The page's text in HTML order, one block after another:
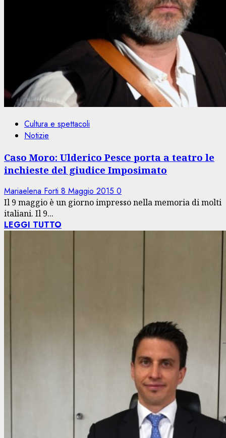
Cultura e spettacoli
Notizie
Caso Moro: Ulderico Pesce porta a teatro le
inchieste del giudice Imposimato
Mariaelena Forti 8 Maggio 2015 0
Il 9 maggio è un giorno impresso nella memoria di molti
italiani. Il 9...
LEGGI TUTTO